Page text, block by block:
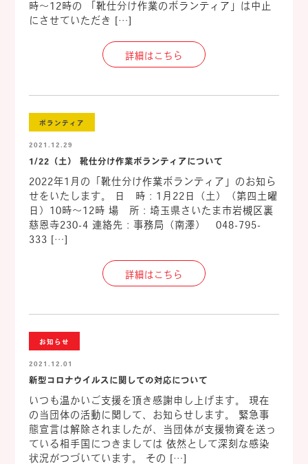
時～12時の 「靴仕分け作業のボランティア」は中止
にさせていただき […]
詳細はこちら
ボランティア
2021.12.29
1/22（土） 靴仕分け作業ボランティアについて
2022年1月の「靴仕分け作業ボランティア」のお知ら
せをいたします。 日 時：1月22日（土）（第四土曜
日）10時～12時 場 所：埼玉県さいたま市岩槻区裏
慈恩寺230-4 連絡先：事務局（南澤） 048-795-
333 […]
詳細はこちら
お知らせ
2021.12.01
新型コロナウイルスに関しての対応について
いつも温かいご支援を頂き感謝申し上げます。 現在
の当団体の活動に関して、お知らせします。 緊急事
態宣言は解除されましたが、当団体が支援物資を送っ
ている相手国につきましては 依然として深刻な感染
状況がつづいています。 その […]